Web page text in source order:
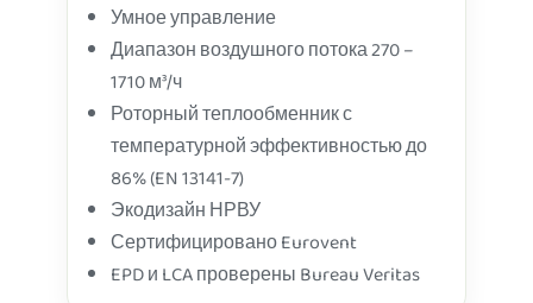
Умное управление
Диапазон воздушного потока 270 –
1710 м³/ч
Роторный теплообменник с
температурной эффективностью до
86% (EN 13141-7)
Экодизайн НРВУ
Сертифицировано Eurovent
EPD и LCA проверены Bureau Veritas